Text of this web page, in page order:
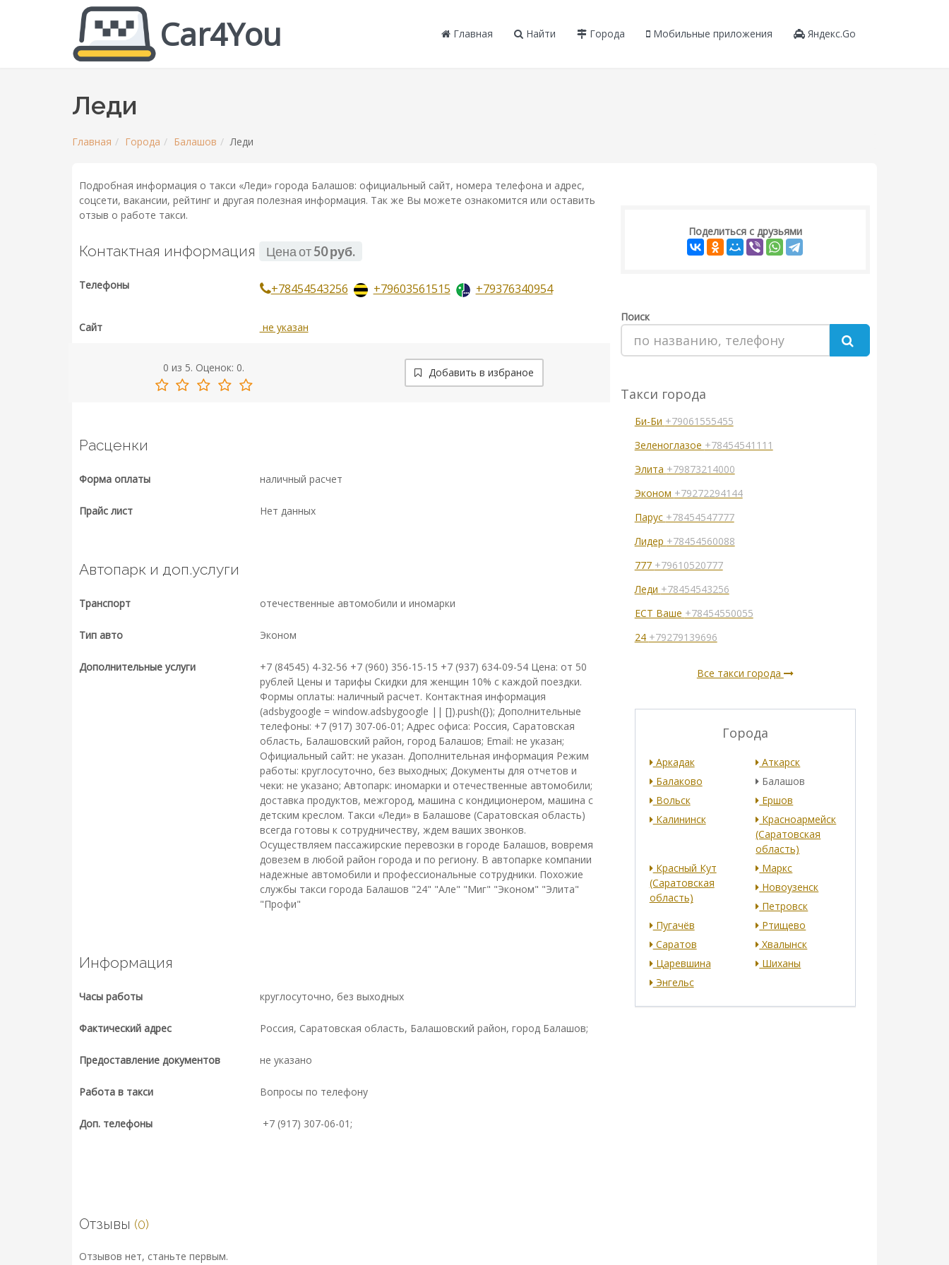
Car4You Главная Найти Города Мобильные приложения Яндекс.Go
Леди
Главная Города Балашов Леди
Подробная информация о такси «Леди» города Балашов: официальный сайт, номера телефона и адрес,
соцсети, вакансии, рейтинг и другая полезная информация. Так же Вы можете ознакомится или оставить
отзыв о работе такси.
Контактная информация Цена от50 руб.
Телефоны +78454543256 +79603561515 +79376340954
Сайт не указан
0 из 5. Оценок: 0. Добавить в избраное
Расценки
Форма оплаты наличный расчет
Прайс лист Нет данных
Автопарк и доп.услуги
Транспорт отечественные автомобили и иномарки
Тип авто Эконом
Дополнительные услуги
+7 (84545) 4-32-56 +7 (960) 356-15-15 +7 (937) 634-09-54 Цена: от 50
рублей Цены и тарифы Скидки для женщин 10% с каждой поездки.
Формы оплаты: наличный расчет. Контактная информация
(adsbygoogle = window.adsbygoogle || []).push({}); Дополнительные
телефоны: +7 (917) 307-06-01; Адрес офиса: Россия, Саратовская
область, Балашовский район, город Балашов; Email: не указан;
Официальный сайт: не указан. Дополнительная информация Режим
работы: круглосуточно, без выходных; Документы для отчетов и
чеки: не указано; Автопарк: иномарки и отечественные автомобили;
доставка продуктов, межгород, машина с кондиционером, машина с
детским креслом. Такси «Леди» в Балашове (Саратовская область)
всегда готовы к сотрудничеству, ждем ваших звонков.
Осуществляем пассажирские перевозки в городе Балашов, вовремя
довезем в любой район города и по региону. В автопарке компании
надежные автомобили и профессиональные сотрудники. Похожие
службы такси города Балашов "24" "Але" "Миг" "Эконом" "Элита"
"Профи"
Информация
Часы работы круглосуточно, без выходных
Фактический адрес Россия, Саратовская область, Балашовский район, город Балашов;
Предоставление документов не указано
Работа в такси Вопросы по телефону
Доп. телефоны +7 (917) 307-06-01;
Поделиться с друзьями
Поиск
Такси города
Би-Би +79061555455
Зеленоглазое +78454541111
Элита +79873214000
Эконом +79272294144
Парус +78454547777
Лидер +78454560088
777 +79610520777
Леди +78454543256
ECТ Ваше +78454550055
24 +79279139696
Все такси города
Города
Аркадак
Аткарск
Балаково
Балашов
Вольск
Ершов
Калининск
Красноармейск
(Саратовская
область)
Красный Кут
(Саратовская
область)
Маркс
Новоузенск
Петровск
Пугачёв
Ртищево
Саратов
Хвалынск
Царевшина
Шиханы
Энгельс
Отзывы (0)
Отзывов нет, станьте первым.